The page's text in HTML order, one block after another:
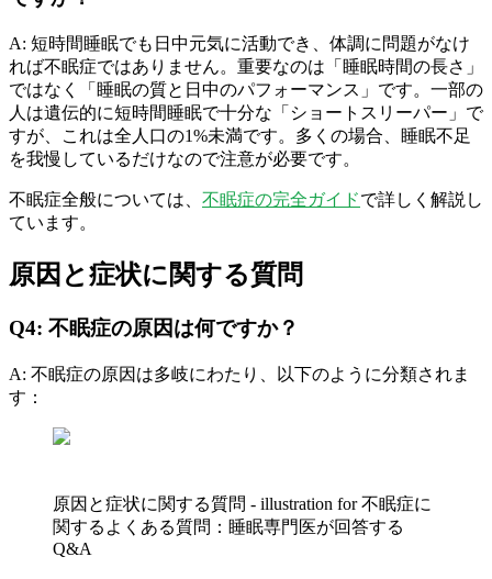
A: 短時間睡眠でも日中元気に活動でき、体調に問題がなけ
れば不眠症ではありません。重要なのは「睡眠時間の長さ」
ではなく「睡眠の質と日中のパフォーマンス」です。一部の
人は遺伝的に短時間睡眠で十分な「ショートスリーパー」で
すが、これは全人口の1%未満です。多くの場合、睡眠不足
を我慢しているだけなので注意が必要です。
不眠症全般については、 不眠症の完全ガイドで詳しく解説し
ています。
原因と症状に関する質問
Q4: 不眠症の原因は何ですか？
A: 不眠症の原因は多岐にわたり、以下のように分類されま
す：
原因と症状に関する質問 - illustration for 不眠症に
関するよくある質問：睡眠専門医が回答する
Q&A